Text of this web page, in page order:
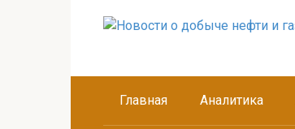
Главная Аналитика